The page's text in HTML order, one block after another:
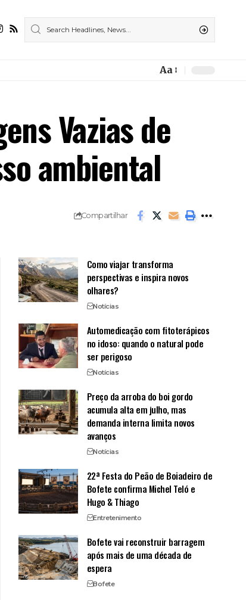
Font
Aa
Vazias de
ambiental
Compartilhar
Como viajar transforma
perspectivas e inspira novos
olhares?
Notícias
Automedicação com fitoterápicos
no idoso: quando o natural pode
ser perigoso
Notícias
Preço da arroba do boi gordo
acumula alta em julho, mas
demanda interna limita novos
avanços
Notícias
22ª Festa do Peão de Boiadeiro de
Bofete confirma Michel Teló e
Hugo & Thiago
Entretenimento
Bofete vai reconstruir barragem
após mais de uma década de
espera
Bofete